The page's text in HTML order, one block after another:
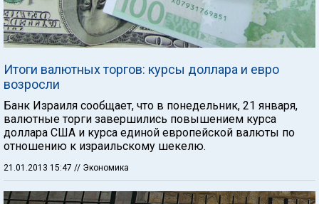
Итоги валютных торгов: курсы доллара и евро
возросли
Банк Израиля сообщает, что в понедельник, 21 января,
валютные торги завершились повышением курса
доллара США и курса единой европейской валюты по
отношению к израильскому шекелю.
21.01.2013 15:47 // Экономика